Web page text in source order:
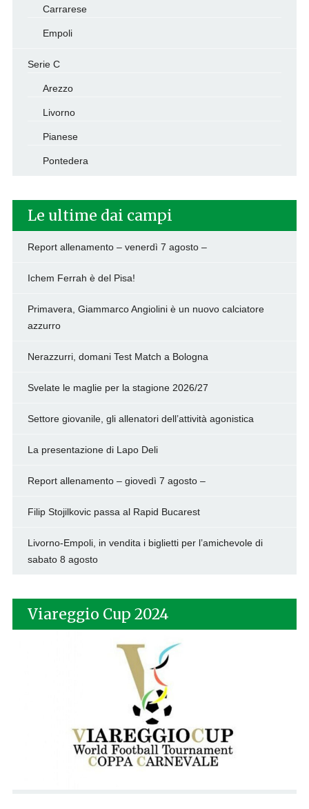
Carrarese
Empoli
Serie C
Arezzo
Livorno
Pianese
Pontedera
Le ultime dai campi
Report allenamento – venerdì 7 agosto –
Ichem Ferrah è del Pisa!
Primavera, Giammarco Angiolini è un nuovo calciatore
azzurro
Nerazzurri, domani Test Match a Bologna
Svelate le maglie per la stagione 2026/27
Settore giovanile, gli allenatori dell’attività agonistica
La presentazione di Lapo Deli
Report allenamento – giovedì 7 agosto –
Filip Stojilkovic passa al Rapid Bucarest
Livorno-Empoli, in vendita i biglietti per l’amichevole di
sabato 8 agosto
Viareggio Cup 2024